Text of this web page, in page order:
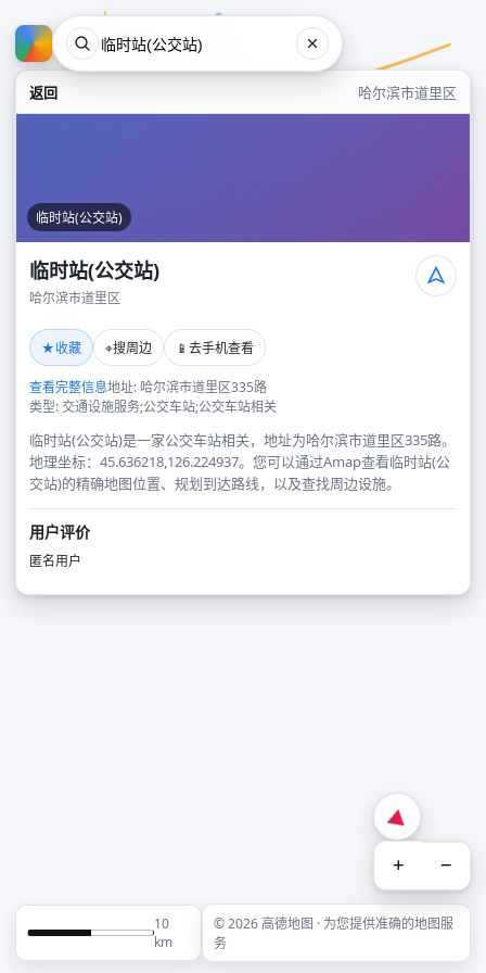
返回 哈尔滨市道里区
临时站(公交站)
临时站(公交站)
哈尔滨市道里区
★收藏 ⌖搜周边 📱 去手机查看
查看完整信息地址: 哈尔滨市道里区335路
类型: 交通设施服务;公交车站;公交车站相关
临时站(公交站)是一家公交车站相关，地址为哈尔滨市道里区335路。
地理坐标：45.636218,126.224937。您可以通过Amap查看临时站(公
交站)的精确地图位置、规划到达路线，以及查找周边设施。
用户评价
匿名用户
+ −
10
km
© 2026 高德地图 · 为您提供准确的地图服
务